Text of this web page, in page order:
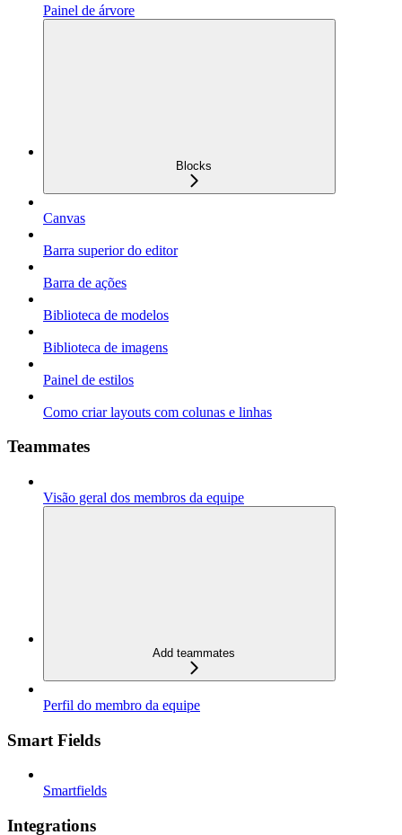
Painel de árvore
Blocks
Canvas
Barra superior do editor
Barra de ações
Biblioteca de modelos
Biblioteca de imagens
Painel de estilos
Como criar layouts com colunas e linhas
Teammates
Visão geral dos membros da equipe
Add teammates
Perfil do membro da equipe
Smart Fields
Smartfields
Integrations